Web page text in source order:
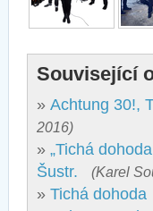
Související
» Achtung 30!,
2016)
» „Tichá
Šustr.
(Karel
» Tichá dohoda